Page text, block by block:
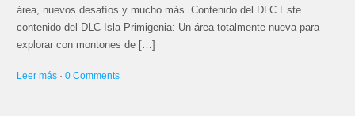
área, nuevos desafíos y mucho más. Contenido del DLC Este
contenido del DLC Isla Primigenia: Un área totalmente nueva para
explorar con montones de […]
Leer más ·0 Comments